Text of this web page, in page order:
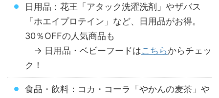
日用品：花王「アタック洗濯洗剤」やザバス
「ホエイプロテイン」など、日用品がお得。
30％OFFの人気商品も
→ 日用品・ベビーフードはこちらからチェッ
ク！
食品・飲料：コカ・コーラ「やかんの麦茶」や